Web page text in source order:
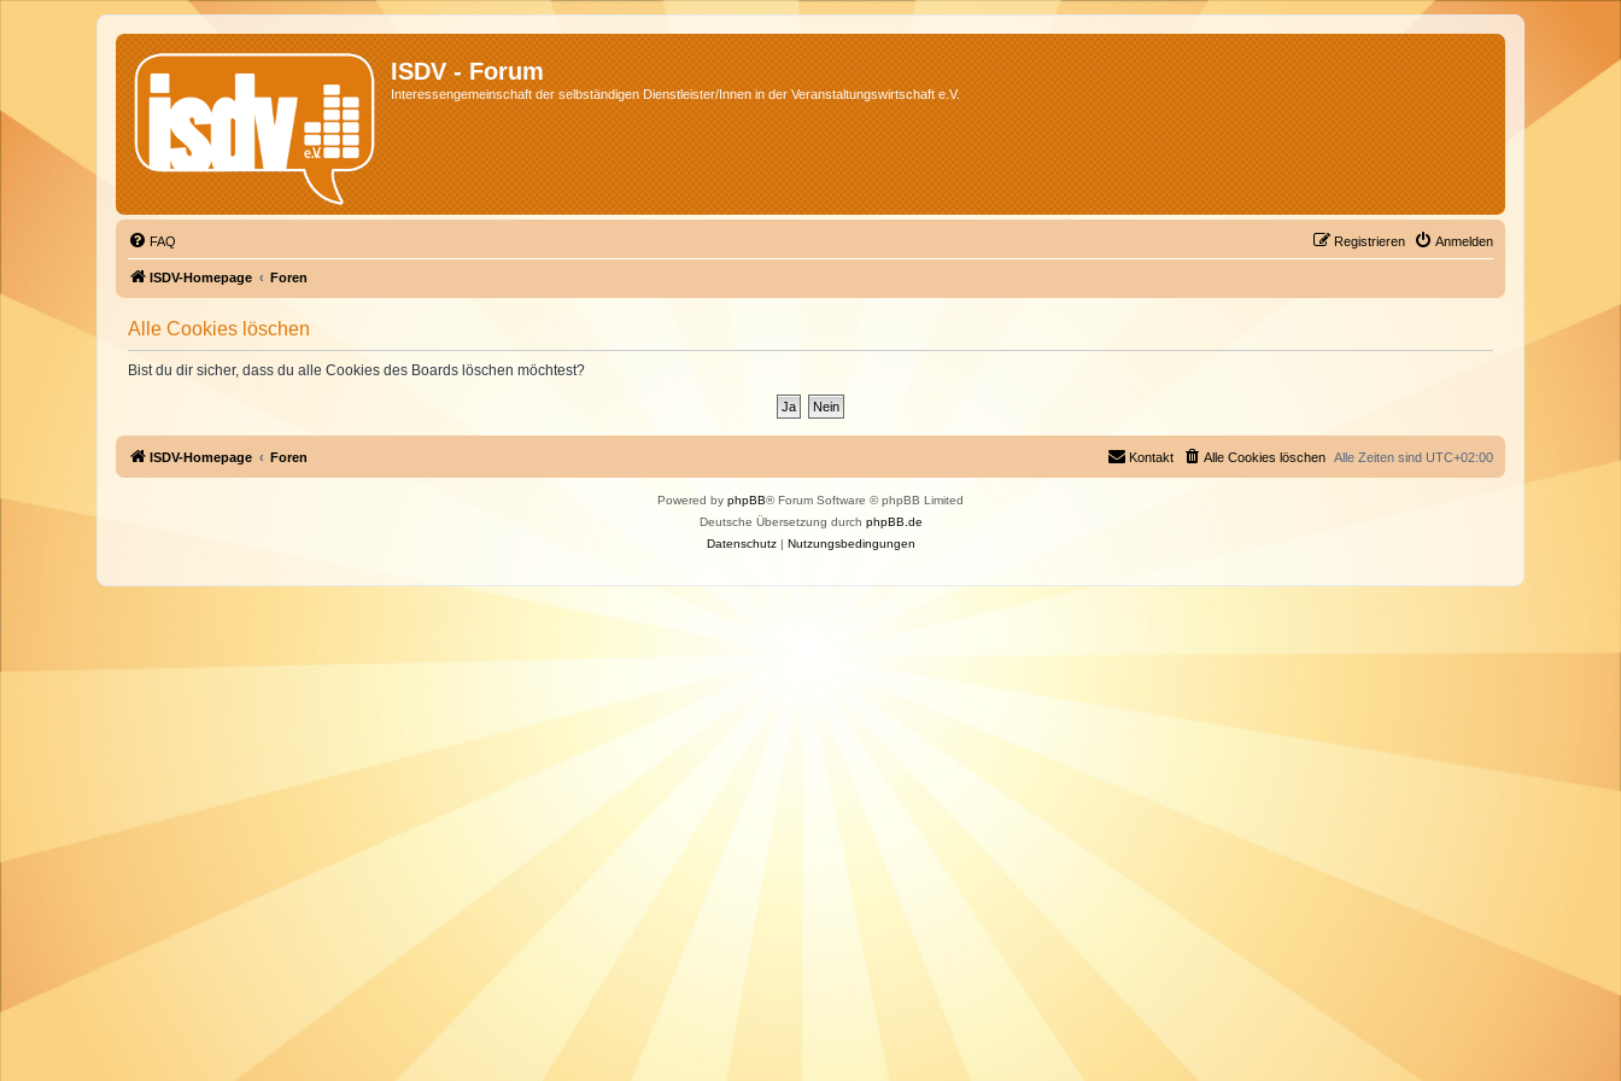
ISDV - Forum
Interessengemeinschaft der selbständigen Dienstleister/Innen in der Veranstaltungswirtschaft e.V.
FAQ Anmelden
Registrieren
ISDV-Homepage Foren
Alle Cookies löschen
Bist du dir sicher, dass du alle Cookies des Boards löschen möchtest?
ISDV-Homepage Foren Alle Zeiten sind UTC+02:00
Alle Cookies löschen
Kontakt
Powered by phpBB® Forum Software © phpBB Limited
Deutsche Übersetzung durch phpBB.de
Datenschutz| Nutzungsbedingungen